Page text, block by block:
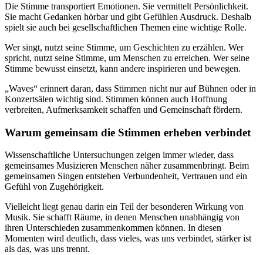
Die Stimme transportiert Emotionen. Sie vermittelt Persönlichkeit.
Sie macht Gedanken hörbar und gibt Gefühlen Ausdruck. Deshalb
spielt sie auch bei gesellschaftlichen Themen eine wichtige Rolle.
Wer singt, nutzt seine Stimme, um Geschichten zu erzählen. Wer
spricht, nutzt seine Stimme, um Menschen zu erreichen. Wer seine
Stimme bewusst einsetzt, kann andere inspirieren und bewegen.
„Waves“ erinnert daran, dass Stimmen nicht nur auf Bühnen oder in
Konzertsälen wichtig sind. Stimmen können auch Hoffnung
verbreiten, Aufmerksamkeit schaffen und Gemeinschaft fördern.
Warum gemeinsam die Stimmen erheben verbindet
Wissenschaftliche Untersuchungen zeigen immer wieder, dass
gemeinsames Musizieren Menschen näher zusammenbringt. Beim
gemeinsamen Singen entstehen Verbundenheit, Vertrauen und ein
Gefühl von Zugehörigkeit.
Vielleicht liegt genau darin ein Teil der besonderen Wirkung von
Musik. Sie schafft Räume, in denen Menschen unabhängig von
ihren Unterschieden zusammenkommen können. In diesen
Momenten wird deutlich, dass vieles, was uns verbindet, stärker ist
als das, was uns trennt.